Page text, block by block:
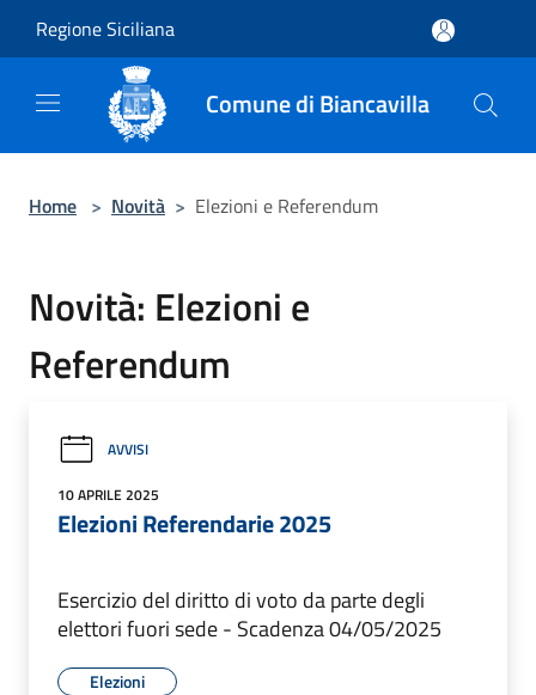
Regione Siciliana
Comune di Biancavilla
Home > Novità > Elezioni e Referendum
Novità: Elezioni e
Referendum
AVVISI
10 APRILE 2025
Elezioni Referendarie 2025
Esercizio del diritto di voto da parte degli
elettori fuori sede - Scadenza 04/05/2025
Elezioni